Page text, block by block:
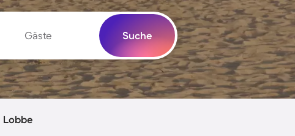
Gäste Suche
Lobbe